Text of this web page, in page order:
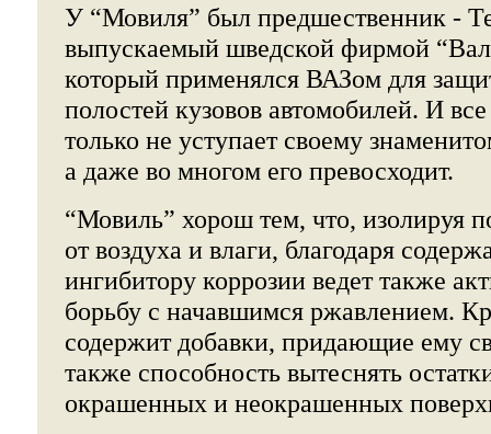
У “Мовиля” был предшественник -
выпускаемый шведской фирмой
который применялся ВАЗом для
полостей кузовов автомобилей. И
только не уступает своему
а даже во многом его превосходит.
“Мовиль” хорош тем, что, изолируя
от воздуха и влаги, благодаря
ингибитору коррозии ведет также
борьбу с начавшимся ржавлением.
содержит добавки, придающие ему
также способность вытеснять
окрашенных и неокрашенных